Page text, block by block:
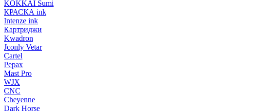
KOKKAI Sumi
КРАСКА ink
Intenze ink
Картриджи
Kwadron
Jconly Vetar
Cartel
Pepax
Mast Pro
WJX
CNC
Cheyenne
Dark Horse